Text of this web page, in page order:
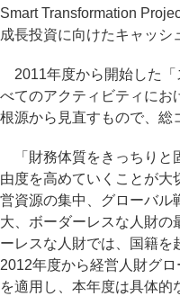
Smart Transformation
成長投資に向けたキャッシ
2011年度から開始した「
べてのアクティビティにお
根源から見直すもので、総
「財務体質をきっちりと
由度を高めていくことが大
営資源の集中、グローバル
大、ボーダーレスな人財の
ーレスな人財では、国籍を
2012年度から経営人財グ
を適用し、本年度は具体的